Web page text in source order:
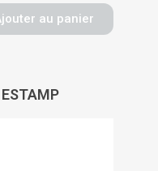
au panier